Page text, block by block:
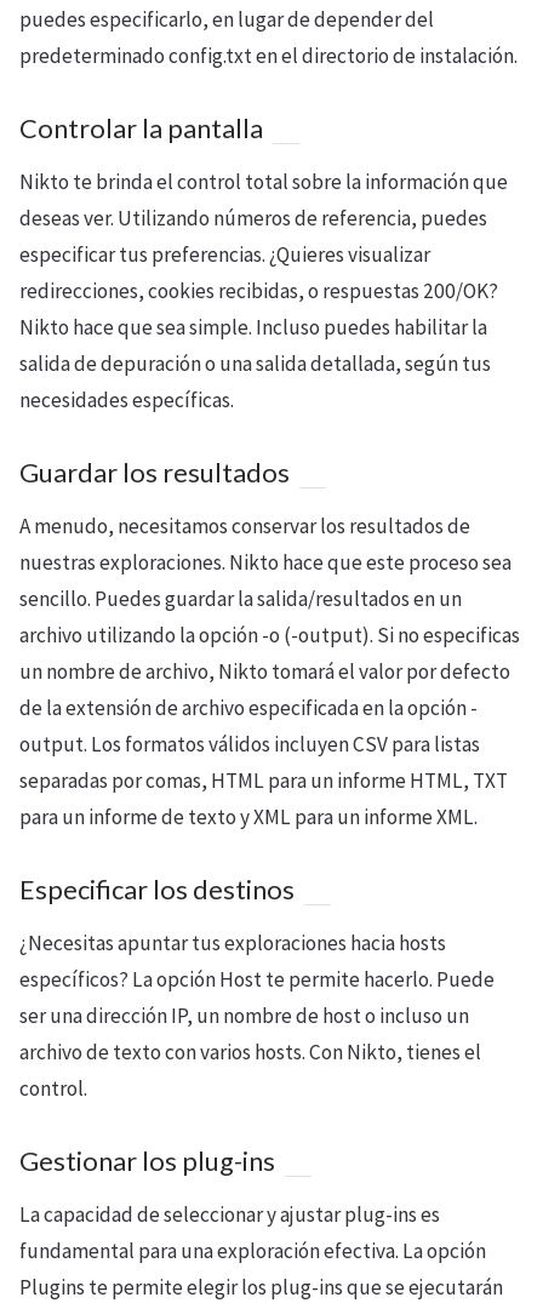
puedes especificarlo, en lugar de depender del
predeterminado config.txt en el directorio de instalación.
Controlar la pantalla
Nikto te brinda el control total sobre la información que
deseas ver. Utilizando números de referencia, puedes
especificar tus preferencias. ¿Quieres visualizar
redirecciones, cookies recibidas, o respuestas 200/OK?
Nikto hace que sea simple. Incluso puedes habilitar la
salida de depuración o una salida detallada, según tus
necesidades específicas.
Guardar los resultados
A menudo, necesitamos conservar los resultados de
nuestras exploraciones. Nikto hace que este proceso sea
sencillo. Puedes guardar la salida/resultados en un
archivo utilizando la opción -o (-output). Si no especificas
un nombre de archivo, Nikto tomará el valor por defecto
de la extensión de archivo especificada en la opción -
output. Los formatos válidos incluyen CSV para listas
separadas por comas, HTML para un informe HTML, TXT
para un informe de texto y XML para un informe XML.
Especificar los destinos
¿Necesitas apuntar tus exploraciones hacia hosts
específicos? La opción Host te permite hacerlo. Puede
ser una dirección IP, un nombre de host o incluso un
archivo de texto con varios hosts. Con Nikto, tienes el
control.
Gestionar los plug-ins
La capacidad de seleccionar y ajustar plug-ins es
fundamental para una exploración efectiva. La opción
Plugins te permite elegir los plug-ins que se ejecutarán